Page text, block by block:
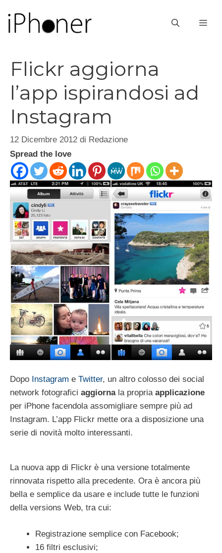
contenuto
Flickr aggiorna
l’app ispirandosi ad
Instagram
12 Dicembre 2012 di Redazione
Spread the love
Dopo Instagram e Twitter, un altro colosso dei social
network fotografici aggiornala propria applicazione
per iPhone facendola assomigliare sempre più ad
Instagram. L’app Flickr mette ora a disposizione una
serie di novità molto interessanti.
La nuova app di Flickr è una versione totalmente
rinnovata rispetto alla precedente. Ora è ancora più
bella e semplice da usare e include tutte le funzioni
della versions Web, tra cui:
Registrazione semplice con Facebook;
16 filtri esclusivi;